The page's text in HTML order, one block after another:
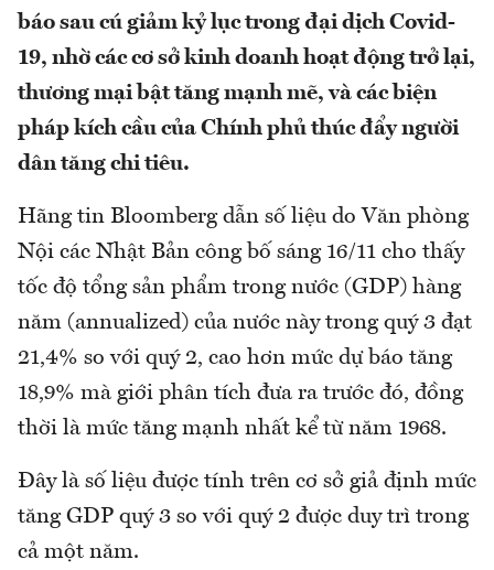
báo sau cú giảm kỷ lục trong đại dịch Covid-
19, nhờ các cơ sở kinh doanh hoạt động trở lại,
thương mại bật tăng mạnh mẽ, và các biện
pháp kích cầu của Chính phủ thúc đẩy người
dân tăng chi tiêu.
Hãng tin Bloomberg dẫn số liệu do Văn phòng
Nội các Nhật Bản công bố sáng 16/11 cho thấy
tốc độ tổng sản phẩm trong nước (GDP) hàng
năm (annualized) của nước này trong quý 3 đạt
21,4% so với quý 2, cao hơn mức dự báo tăng
18,9% mà giới phân tích đưa ra trước đó, đồng
thời là mức tăng mạnh nhất kể từ năm 1968.
Đây là số liệu được tính trên cơ sở giả định mức
tăng GDP quý 3 so với quý 2 được duy trì trong
cả một năm.